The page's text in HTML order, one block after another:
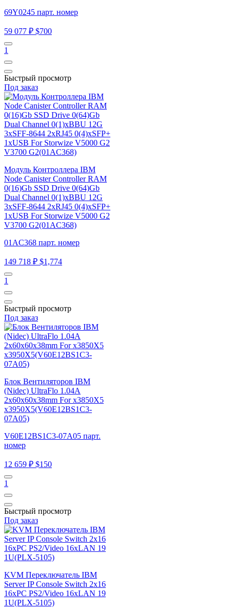
69Y0245 парт. номер
59 077 ₽ $700
1
Быстрый просмотр
Под заказ
Модуль Контроллера IBM
Node Canister Controller RAM
0(16)Gb SSD Drive 0(64)Gb
Dual Channel 0(1)xBBU 12G
3xSFF-8644 2xRJ45 0(4)xSFP+
1xUSB For Storwize V5000 G2
V3700 G2(01AC368)
01AC368 парт. номер
149 718 ₽ $1,774
1
Быстрый просмотр
Под заказ
Блок Вентиляторов IBM
(Nidec) UltraFlo 1.04A
2x60x60x38mm For x3850X5
x3950X5(V60E12BS1C3-
07A05)
V60E12BS1C3-07A05 парт.
номер
12 659 ₽ $150
1
Быстрый просмотр
Под заказ
KVM Переключатель IBM
Server IP Console Switch 2x16
16хPC PS2/Video 16xLAN 19
1U(PLX-5105)